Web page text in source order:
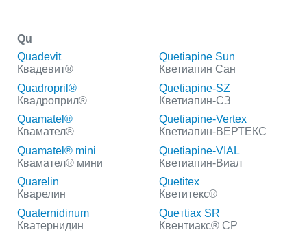
Qu
Quadevit
Квадевит®
Quadropril®
Квадроприл®
Quamatel®
Квамател®
Quamatel® mini
Квамател® мини
Quarelin
Кварелин
Quaternidinum
Кватернидин
Quetiapine Sun
Кветиапин Сан
Quetiapine-SZ
Кветиапин-СЗ
Quetiapine-Vertex
Кветиапин-ВЕРТЕКС
Quetiapine-VIAL
Кветиапин-Виал
Quetitex
Кветитекс®
Queтtiaх SR
Квентиакс® СP